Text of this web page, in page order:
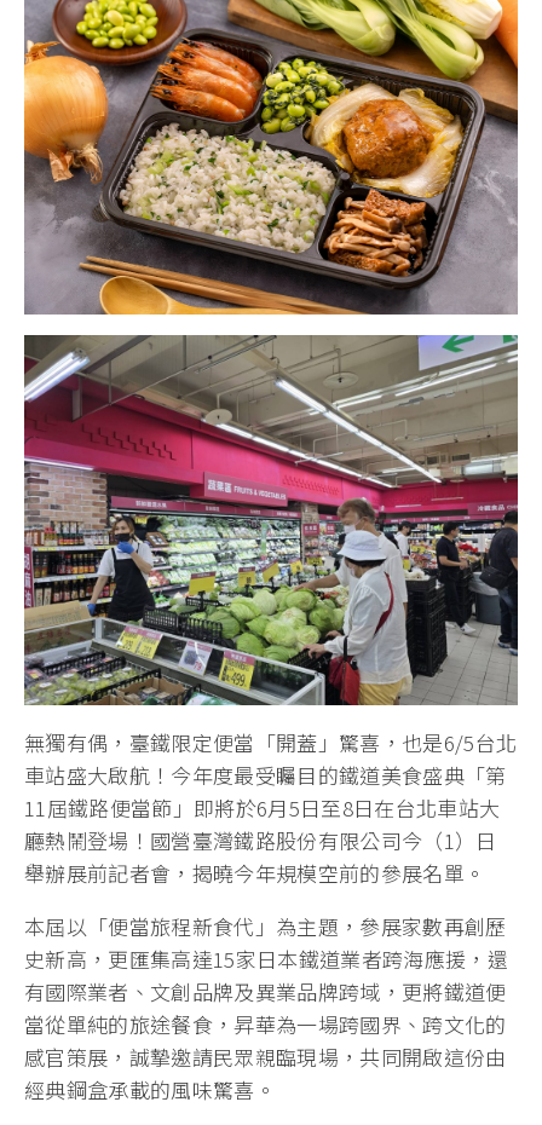
無獨有偶，臺鐵限定便當「開蓋」驚喜，也是6/5台北
車站盛大啟航！今年度最受矚目的鐵道美食盛典「第
11屆鐵路便當節」即將於6月5日至8日在台北車站大
廳熱鬧登場！國營臺灣鐵路股份有限公司今（1）日
舉辦展前記者會，揭曉今年規模空前的參展名單。
本屆以「便當旅程新食代」為主題，參展家數再創歷
史新高，更匯集高達15家日本鐵道業者跨海應援，還
有國際業者、文創品牌及異業品牌跨域，更將鐵道便
當從單純的旅途餐食，昇華為一場跨國界、跨文化的
感官策展，誠摯邀請民眾親臨現場，共同開啟這份由
經典鋼盒承載的風味驚喜。